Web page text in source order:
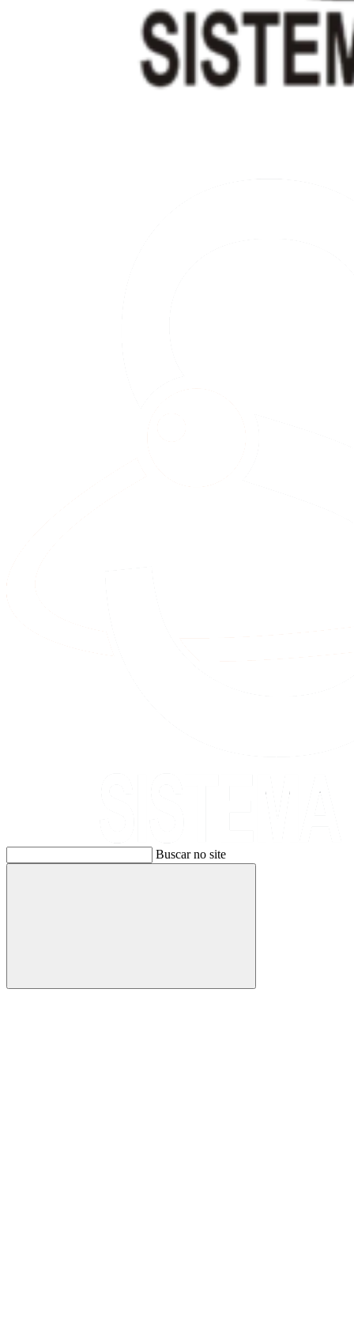
Buscar no site
Buscar